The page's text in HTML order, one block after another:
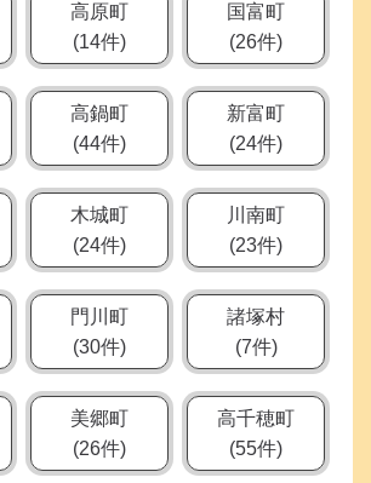
障
が
者
な
ど
の
方々
で、
一
次
避
難
所
と
な
高原町
(14件)
国富町
(26件)
高鍋町
(44件)
新富町
(24件)
木城町
(24件)
川南町
(23件)
門川町
(30件)
諸塚村
(7件)
美郷町
(26件)
高千穂町
(55件)